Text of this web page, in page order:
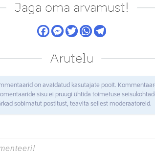
Jaga oma arvamust!
Arutelu
on avaldatud kasutajate poolt.
sisu ei pruugi ühtida toimetuse
sobimatut postitust, teavita sellest moderaatoreid.